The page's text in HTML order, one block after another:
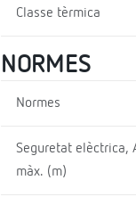
Classe tèrmica
NORMES
Normes
Seguretat elèctrica,
màx. (m)